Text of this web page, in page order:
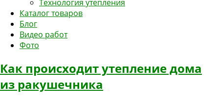
Технология утепления
Каталог товаров
Блог
Видео работ
Фото
Как происходит утепление дома
из ракушечника